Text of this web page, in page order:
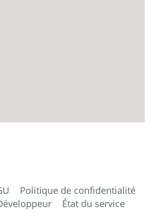
Politique de confidentialité
État du service